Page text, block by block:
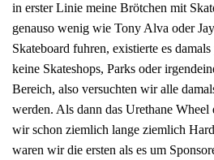
in erster Linie meine Brötchen mit
genauso wenig wie Tony Alva oder
Skateboard fuhren, existierte es
keine Skateshops, Parks oder
Bereich, also versuchten wir alle
werden. Als dann das Urethane
wir schon ziemlich lange ziemlich
waren wir die ersten als es um